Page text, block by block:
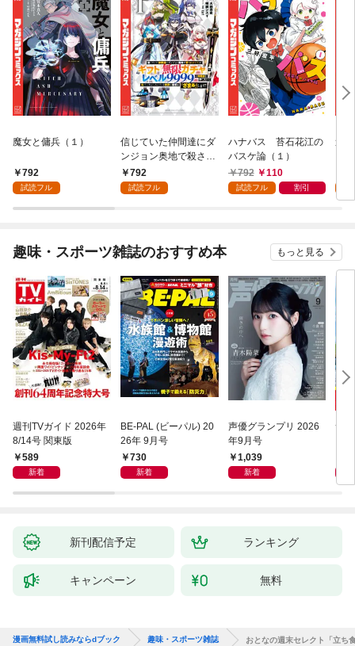
魔女と傭兵（１）
792
試読フル
信じていた仲間達にダ
ンジョン奥地で殺され
かけたがギフト『無限
ガチャ』でレベル９９
（１）
792
試読フル
ハナバス 苔石花江の
バスケ論（１）
792
110
試読フル 割引
追
強
～
（
趣味・スポーツ雑誌のおすすめ本 もっと見る
週刊TVガイド 2026年
8/14号 関東版
589
新着
BE-PAL (ビーパル) 20
26年 9月号
730
新着
声優グランプリ 2026
年9月号
1,039
新着
サ
新刊配信予定 ランキング
キャンペーン 無料
漫画無料試し読みならdブック 趣味・スポーツ雑誌 おとなの週末セレクト「立ち